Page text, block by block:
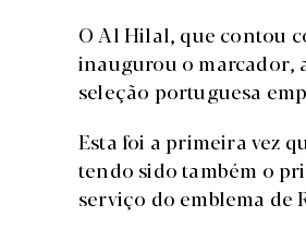
O Al Hilal, que contou
inaugurou o marcador,
seleção portuguesa
Esta foi a primeira vez
tendo sido também o
serviço do emblema de